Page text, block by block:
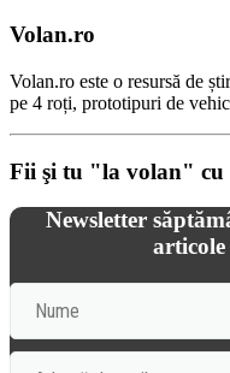
Volan.ro
Volan.ro este o resursă de
pe 4 roți, prototipuri de
Fii şi tu "la volan" cu
Newsletter